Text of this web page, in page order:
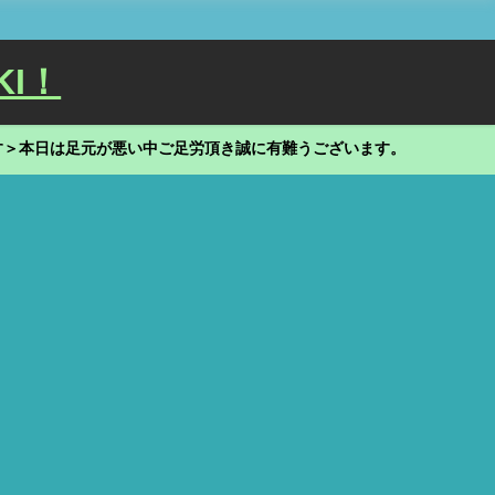
！
本日は足元が悪い中ご足労頂き誠に有難うございます。